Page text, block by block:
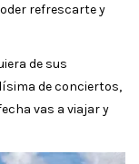
refrescarte y
de sus
de conciertos,
vas a viajar y